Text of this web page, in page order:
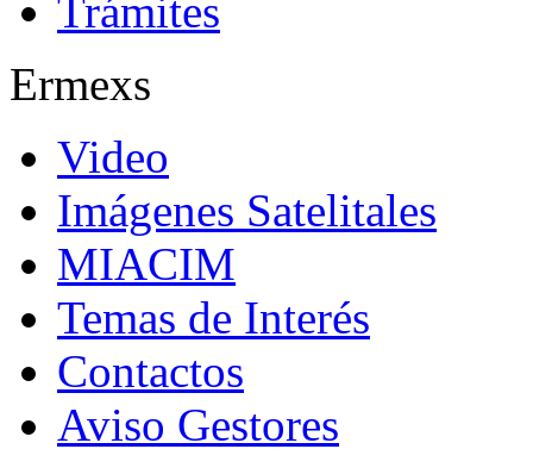
Trámites
Ermexs
Video
Imágenes Satelitales
MIACIM
Temas de Interés
Contactos
Aviso Gestores